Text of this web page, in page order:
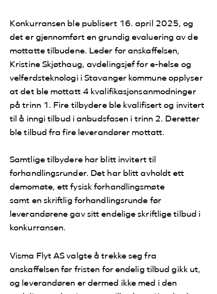
Konkurransen ble publisert 16. april 2025, og
det er gjennomført en grundig evaluering av de
mottatte tilbudene. Leder for anskaffelsen,
Kristine Skjøthaug, avdelingsjef for e-helse og
velferdsteknologi i Stavanger kommune opplyser
at det ble mottatt 4 kvalifikasjonsanmodninger
på trinn 1. Fire tilbydere ble kvalifisert og invitert
til å inngi tilbud i anbudsfasen i trinn 2. Deretter
ble tilbud fra fire leverandører mottatt.
Samtlige tilbydere har blitt invitert til
forhandlingsrunder. Det har blitt avholdt ett
demomøte, ett fysisk forhandlingsmøte
samt en skriftlig forhandlingsrunde før
leverandørene gav sitt endelige skriftlige tilbud i
konkurransen.
Visma Flyt AS valgte å trekke seg fra
anskaffelsen før fristen for endelig tilbud gikk ut,
og leverandøren er dermed ikke med i den